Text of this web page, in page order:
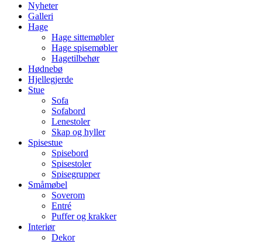
Nyheter
Galleri
Hage
Hage sittemøbler
Hage spisemøbler
Hagetilbehør
Hødnebø
Hjellegjerde
Stue
Sofa
Sofabord
Lenestoler
Skap og hyller
Spisestue
Spisebord
Spisestoler
Spisegrupper
Småmøbel
Soverom
Entré
Puffer og krakker
Interiør
Dekor